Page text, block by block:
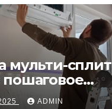
мульти-сплит
ADMIN